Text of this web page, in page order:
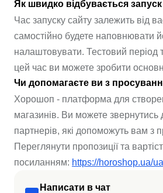
Написати в чат
Як швидко відбувається
Час запуску сайту залежить від
самостійно будете наповнювати
налаштовувати. Тестовий період
цей час ви можете зробити
Чи допомагаєте ви з
Хорошоп - платформа для
магазинів. Ви можете
партнерів, які допоможуть вам з
Переглянути пропозиції та
посиланням: https://horoshop.ua/